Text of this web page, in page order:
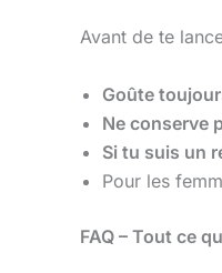
Avant de te
Goûte
Ne conserve
Si tu suis un
Pour les
FAQ – Tout ce